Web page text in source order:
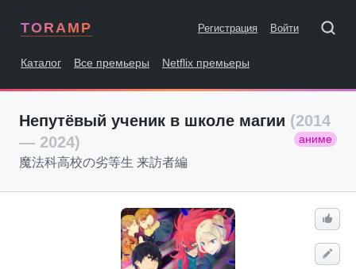
TORAMP Регистрация Войти
Каталог Все премьеры Netflix премьеры
Непутёвый ученик в школе магии (2014
— 2024)
аниме
魔法科高校の劣等生 来訪者編